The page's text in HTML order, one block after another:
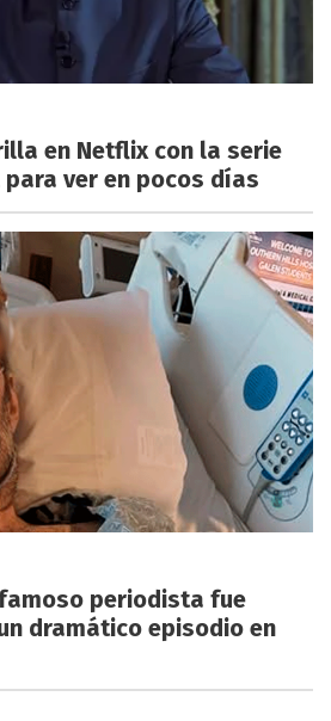
en Netflix con la serie
ver en pocos días
periodista fue
dramático episodio en